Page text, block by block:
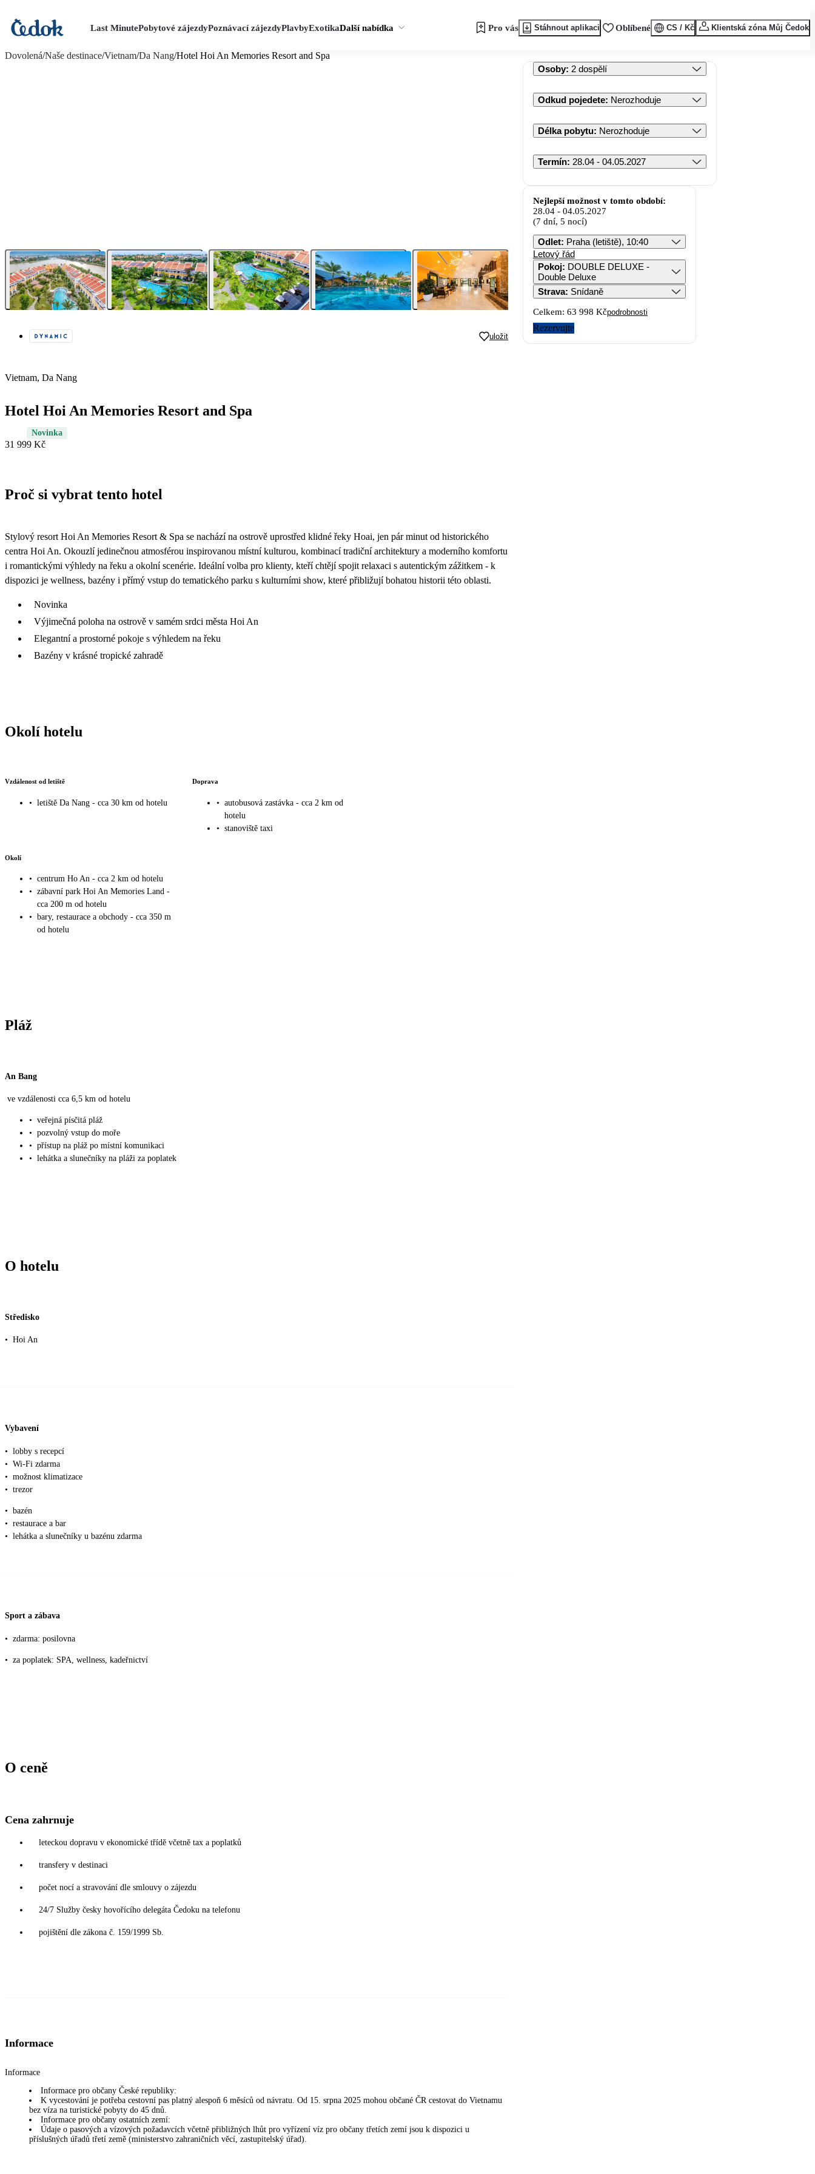
Last MinutePobytové zájezdyPoznávací zájezdyPlavbyExotikaDalší nabídka Pro vás Stáhnout aplikaci Oblíbené CS / Kč Klientská zóna Můj Čedok
Dovolená/Naše destinace/Vietnam/Da Nang/Hotel Hoi An Memories Resort and Spa
uložit
Vietnam, Da Nang
Hotel Hoi An Memories Resort and Spa
Novinka
31 999 Kč
Proč si vybrat tento hotel
Stylový resort Hoi An Memories Resort & Spa se nachází na ostrově uprostřed klidné řeky Hoai, jen pár minut od historického
centra Hoi An. Okouzlí jedinečnou atmosférou inspirovanou místní kulturou, kombinací tradiční architektury a moderního komfortu
i romantickými výhledy na řeku a okolní scenérie. Ideální volba pro klienty, kteří chtějí spojit relaxaci s autentickým zážitkem - k
dispozici je wellness, bazény i přímý vstup do tematického parku s kulturními show, které přibližují bohatou historii této oblasti.
Novinka
Výjimečná poloha na ostrově v samém srdci města Hoi An
Elegantní a prostorné pokoje s výhledem na řeku
Bazény v krásné tropické zahradě
Okolí hotelu
Vzdálenost od letiště
• letiště Da Nang - cca 30 km od hotelu
Doprava
• autobusová zastávka - cca 2 km od
hotelu
• stanoviště taxi
Okolí
• centrum Ho An - cca 2 km od hotelu
• zábavní park Hoi An Memories Land -
cca 200 m od hotelu
• bary, restaurace a obchody - cca 350 m
od hotelu
Pláž
An Bang
ve vzdálenosti cca 6,5 km od hotelu
• veřejná písčitá pláž
• pozvolný vstup do moře
• přístup na pláž po místní komunikaci
• lehátka a slunečníky na pláži za poplatek
O hotelu
Středisko
• Hoi An
Vybavení
• lobby s recepcí
• Wi-Fi zdarma
• možnost klimatizace
• trezor
• bazén
• restaurace a bar
• lehátka a slunečníky u bazénu zdarma
Sport a zábava
• zdarma: posilovna
• za poplatek: SPA, wellness, kadeřnictví
O ceně
Cena zahrnuje
leteckou dopravu v ekonomické třídě včetně tax a poplatků
transfery v destinaci
počet nocí a stravování dle smlouvy o zájezdu
24/7 Služby česky hovořícího delegáta Čedoku na telefonu
pojištění dle zákona č. 159/1999 Sb.
Informace
Informace
Informace pro občany České republiky:
K vycestování je potřeba cestovní pas platný alespoň 6 měsíců od návratu. Od 15. srpna 2025 mohou občané ČR cestovat do Vietnamu
bez víza na turistické pobyty do 45 dnů.
Informace pro občany ostatních zemí:
Údaje o pasových a vízových požadavcích včetně přibližných lhůt pro vyřízení víz pro občany třetích zemí jsou k dispozici u
příslušných úřadů třetí země (ministerstvo zahraničních věcí, zastupitelský úřad).
Osoby: 2 dospělí
Odkud pojedete: Nerozhoduje
Délka pobytu: Nerozhoduje
Termín: 28.04 - 04.05.2027
Nejlepší možnost v tomto období:
28.04 - 04.05.2027
(7 dní, 5 nocí)
Odlet: Praha (letiště), 10:40
Letový řád
Pokoj: DOUBLE DELUXE -
Double Deluxe
Strava: Snídaně
Celkem: 63 998 Kčpodrobnosti
Rezervujte